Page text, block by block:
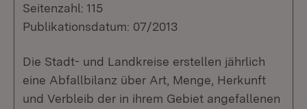
Seitenzahl: 115
Publikationsdatum: 07/2013
Die Stadt- und Landkreise erstellen jährlich
eine Abfallbilanz über Art, Menge, Herkunft
und Verbleib der in ihrem Gebiet angefallenen